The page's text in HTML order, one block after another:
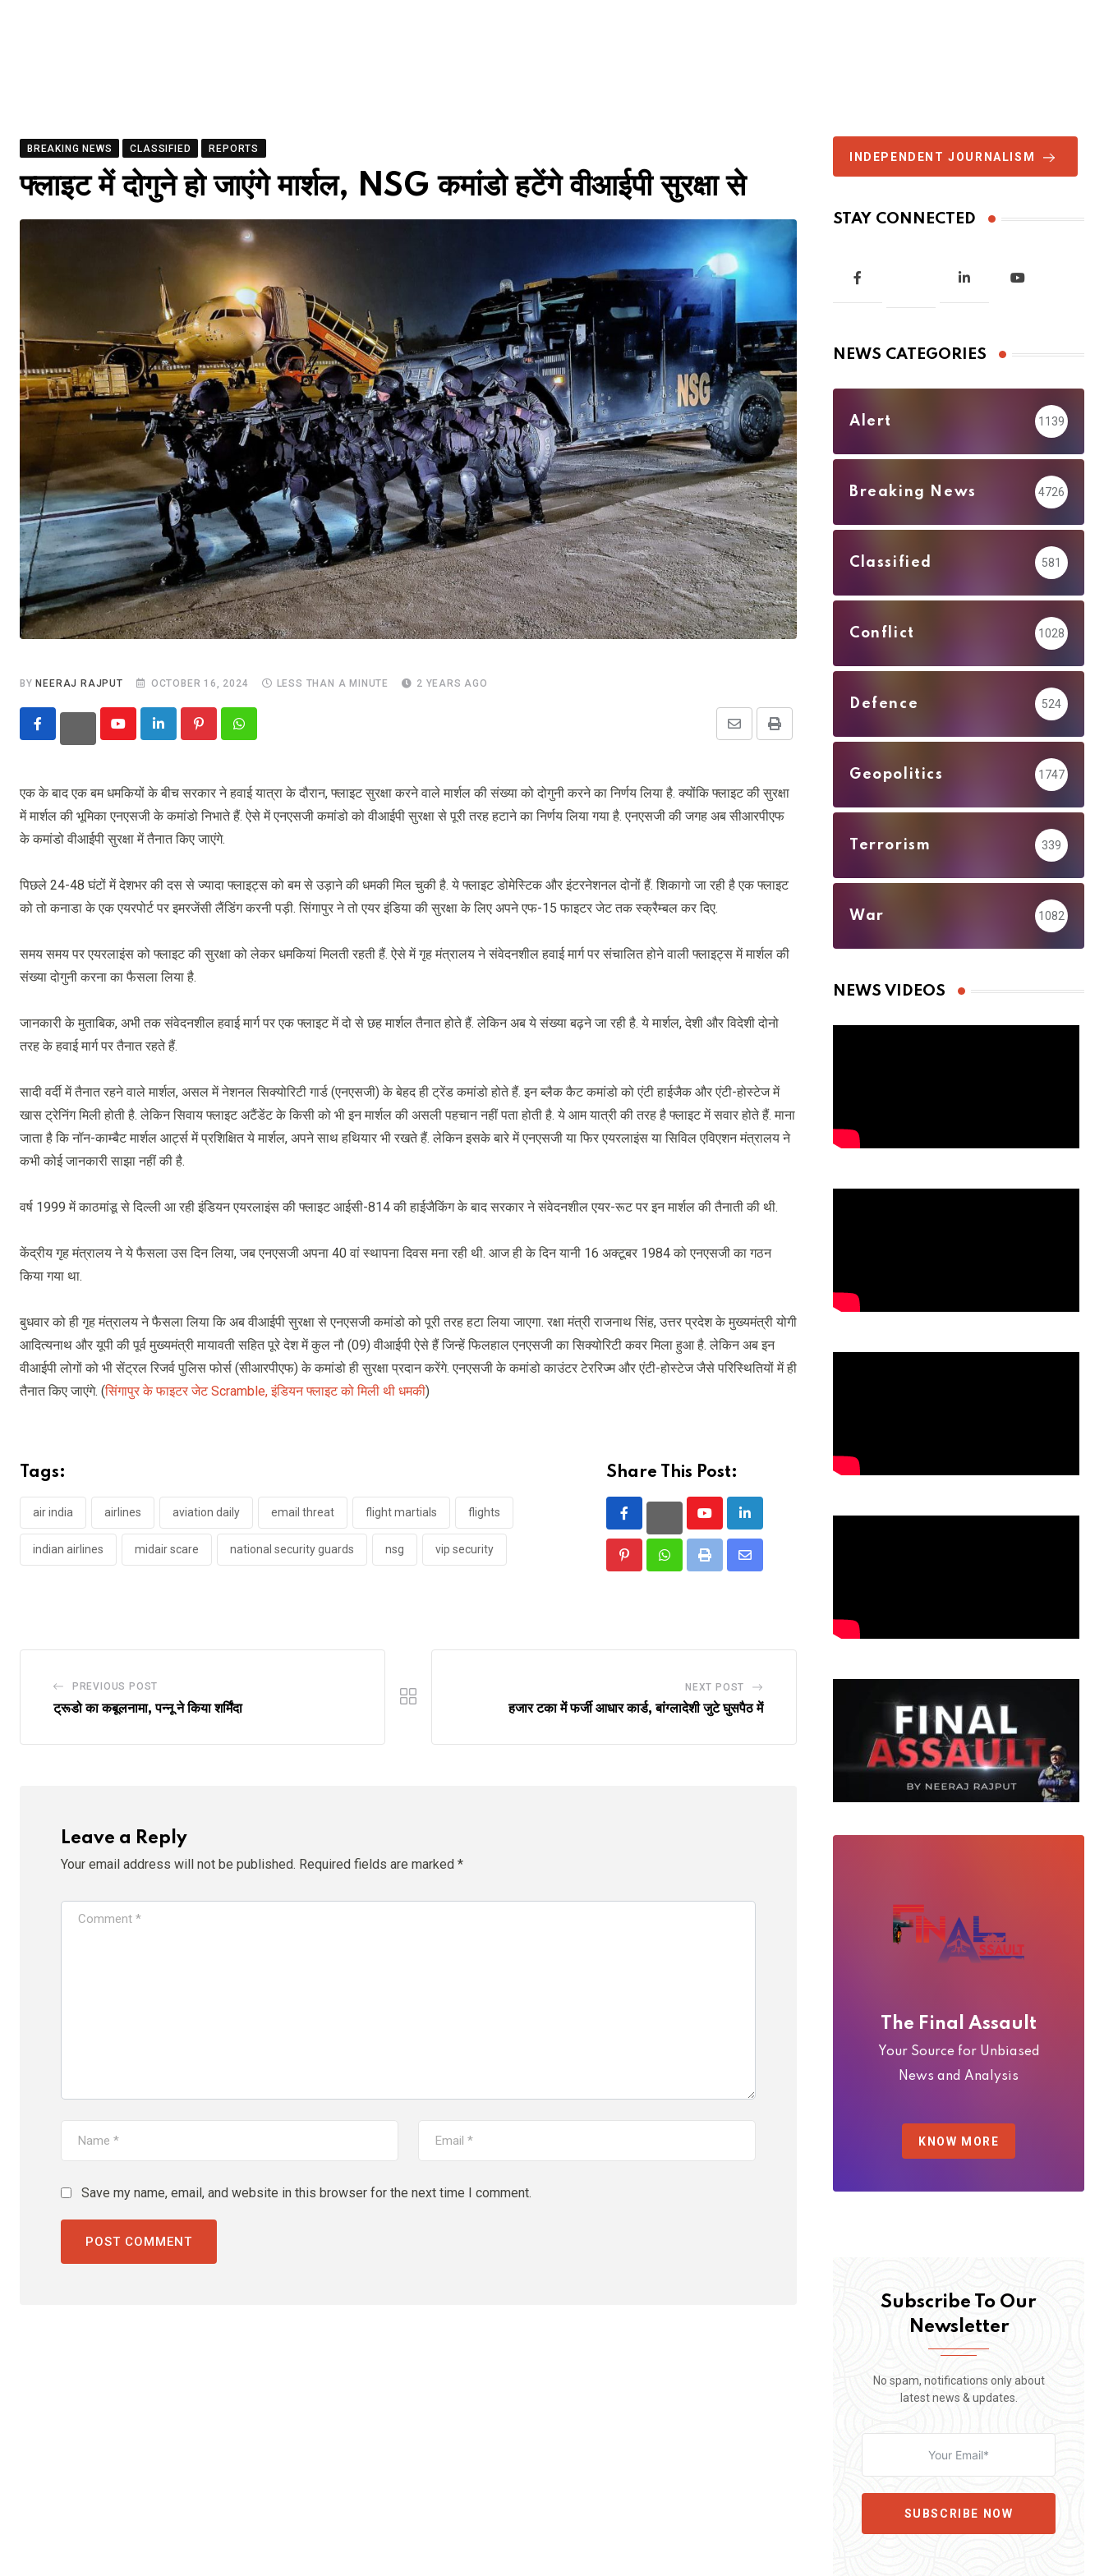
BREAKING NEWS CLASSIFIED REPORTS
फ्लाइट में दोगुने हो जाएंगे मार्शल, NSG कमांडो हटेंगे वीआईपी सुरक्षा से
BY NEERAJ RAJPUT OCTOBER 16, 2024 LESS THAN A MINUTE 2 YEARS AGO
YoutubeLinkedIn PinterestWhatsapp Print
Share
एक के बाद एक बम धमकियों के बीच सरकार ने हवाई यात्रा के दौरान, फ्लाइट सुरक्षा करने वाले मार्शल की संख्या को दोगुनी करने का निर्णय लिया है. क्योंकि फ्लाइट की सुरक्षा
में मार्शल की भूमिका एनएसजी के कमांडो निभाते हैं. ऐसे में एनएसजी कमांडो को वीआईपी सुरक्षा से पूरी तरह हटाने का निर्णय लिया गया है. एनएसजी की जगह अब सीआरपीएफ
के कमांडो वीआईपी सुरक्षा में तैनात किए जाएंगे.
पिछले 24-48 घंटों में देशभर की दस से ज्यादा फ्लाइट्स को बम से उड़ाने की धमकी मिल चुकी है. ये फ्लाइट डोमेस्टिक और इंटरनेशनल दोनों हैं. शिकागो जा रही है एक फ्लाइट
को तो कनाडा के एक एयरपोर्ट पर इमरजेंसी लैंडिंग करनी पड़ी. सिंगापुर ने तो एयर इंडिया की सुरक्षा के लिए अपने एफ-15 फाइटर जेट तक स्क्रैम्बल कर दिए.
समय समय पर एयरलाइंस को फ्लाइट की सुरक्षा को लेकर धमकियां मिलती रहती हैं. ऐसे में गृह मंत्रालय ने संवेदनशील हवाई मार्ग पर संचालित होने वाली फ्लाइट्स में मार्शल की
संख्या दोगुनी करना का फैसला लिया है.
जानकारी के मुताबिक, अभी तक संवेदनशील हवाई मार्ग पर एक फ्लाइट में दो से छह मार्शल तैनात होते हैं. लेकिन अब ये संख्या बढ़ने जा रही है. ये मार्शल, देशी और विदेशी दोनो
तरह के हवाई मार्ग पर तैनात रहते हैं.
सादी वर्दी में तैनात रहने वाले मार्शल, असल में नेशनल सिक्योरिटी गार्ड (एनएसजी) के बेहद ही ट्रेंड कमांडो होते हैं. इन ब्लैक कैट कमांडो को एंटी हाईजैक और एंटी-होस्टेज में
खास ट्रेनिंग मिली होती है. लेकिन सिवाय फ्लाइट अटैंडेंट के किसी को भी इन मार्शल की असली पहचान नहीं पता होती है. ये आम यात्री की तरह है फ्लाइट में सवार होते हैं. माना
जाता है कि नॉन-काम्बैट मार्शल आर्ट्स में प्रशिक्षित ये मार्शल, अपने साथ हथियार भी रखते हैं. लेकिन इसके बारे में एनएसजी या फिर एयरलाइंस या सिविल एविएशन मंत्रालय ने
कभी कोई जानकारी साझा नहीं की है.
वर्ष 1999 में काठमांडू से दिल्ली आ रही इंडियन एयरलाइंस की फ्लाइट आईसी-814 की हाईजैकिंग के बाद सरकार ने संवेदनशील एयर-रूट पर इन मार्शल की तैनाती की थी.
केंद्रीय गृह मंत्रालय ने ये फैसला उस दिन लिया, जब एनएसजी अपना 40 वां स्थापना दिवस मना रही थी. आज ही के दिन यानी 16 अक्टूबर 1984 को एनएसजी का गठन
किया गया था.
बुधवार को ही गृह मंत्रालय ने फैसला लिया कि अब वीआईपी सुरक्षा से एनएसजी कमांडो को पूरी तरह हटा लिया जाएगा. रक्षा मंत्री राजनाथ सिंह, उत्तर प्रदेश के मुख्यमंत्री योगी
आदित्यनाथ और यूपी की पूर्व मुख्यमंत्री मायावती सहित पूरे देश में कुल नौ (09) वीआईपी ऐसे हैं जिन्हें फिलहाल एनएसजी का सिक्योरिटी कवर मिला हुआ है. लेकिन अब इन
वीआईपी लोगों को भी सेंट्रल रिजर्व पुलिस फोर्स (सीआरपीएफ) के कमांडो ही सुरक्षा प्रदान करेंगे. एनएसजी के कमांडो काउंटर टेररिज्म और एंटी-होस्टेज जैसे परिस्थितियों में ही
तैनात किए जाएंगे. (सिंगापुर के फाइटर जेट Scramble, इंडियन फ्लाइट को मिली थी धमकी)
Tags:
air india airlines aviation daily email threat flight martials flights
indian airlines midair scare national security guards nsg vip security
Share This Post:
YoutubeLinkedIn
PinterestWhatsappPrint
Share
PREVIOUS POST
ट्रूडो का कबूलनामा, पन्नू ने किया शर्मिंदा
NEXT POST
हजार टका में फर्जी आधार कार्ड, बांग्लादेशी जुटे घुसपैठ में
Leave a Reply
Your email address will not be published. Required fields are marked *
Save my name, email, and website in this browser for the next time I comment.
INDEPENDENT JOURNALISM
STAY CONNECTED
NEWS CATEGORIES
Alert 1139
Breaking News 4726
Classified 581
Conflict 1028
Defence 524
Geopolitics 1747
Terrorism 339
War 1082
NEWS VIDEOS
The Final Assault
Your Source for Unbiased
News and Analysis
KNOW MORE
Subscribe To Our
Newsletter
No spam, notifications only about
latest news & updates.
SUBSCRIBE NOW